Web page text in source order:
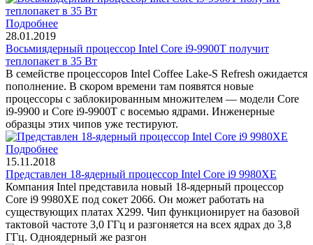
Подробнее
28.01.2019
Восьмиядерный процессор Intel Core i9-9900T получит
теплопакет в 35 Вт
В семействе процессоров Intel Coffee Lake-S Refresh ожидается
пополнение. В скором времени там появятся новые
процессоры с заблокированным множителем — модели Core
i9-9900 и Core i9-9900T с восемью ядрами. Инженерные
образцы этих чипов уже тестируют.
Подробнее
15.11.2018
Представлен 18-ядерный процессор Intel Core i9 9980XE
Компания Intel представила новый 18-ядерный процессор
Core i9 9980XE под сокет 2066. Он может работать на
существующих платах X299. Чип функционирует на базовой
тактовой частоте 3,0 ГГц и разгоняется на всех ядрах до 3,8
ГГц. Одноядерный же разгон